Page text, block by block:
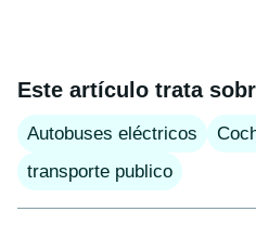
Este artículo trata
Autobuses eléctricos
transporte publico